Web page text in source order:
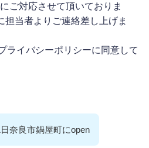
ご対応させて頂いておりま
当者よりご連絡差し上げま
ライバシーポリシーに同意して
奈良市鍋屋町にopen